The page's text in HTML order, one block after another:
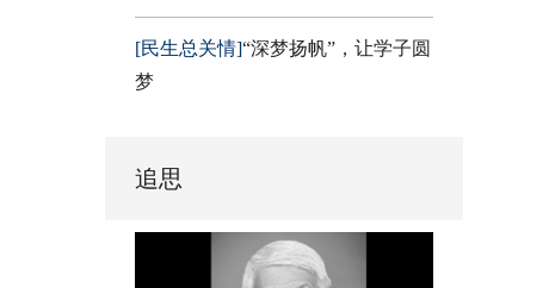
[民生总关情]“深梦扬帆”，让学子圆
梦
追思